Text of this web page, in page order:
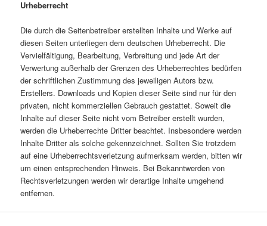
Urheberrecht
Die durch die Seitenbetreiber erstellten Inhalte und Werke auf
diesen Seiten unterliegen dem deutschen Urheberrecht. Die
Vervielfältigung, Bearbeitung, Verbreitung und jede Art der
Verwertung außerhalb der Grenzen des Urheberrechtes bedürfen
der schriftlichen Zustimmung des jeweiligen Autors bzw.
Erstellers. Downloads und Kopien dieser Seite sind nur für den
privaten, nicht kommerziellen Gebrauch gestattet. Soweit die
Inhalte auf dieser Seite nicht vom Betreiber erstellt wurden,
werden die Urheberrechte Dritter beachtet. Insbesondere werden
Inhalte Dritter als solche gekennzeichnet. Sollten Sie trotzdem
auf eine Urheberrechtsverletzung aufmerksam werden, bitten wir
um einen entsprechenden Hinweis. Bei Bekanntwerden von
Rechtsverletzungen werden wir derartige Inhalte umgehend
entfernen.